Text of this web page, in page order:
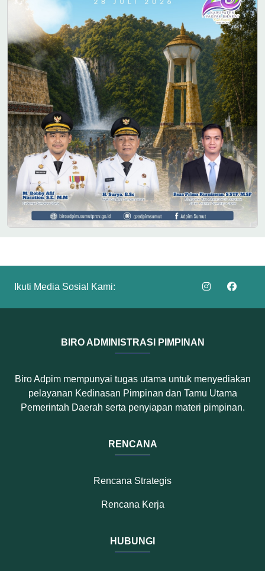
Ikuti Media Sosial Kami:
BIRO ADMINISTRASI PIMPINAN
Biro Adpim mempunyai tugas utama untuk menyediakan
pelayanan Kedinasan Pimpinan dan Tamu Utama
Pemerintah Daerah serta penyiapan materi pimpinan.
RENCANA
Rencana Strategis
Rencana Kerja
HUBUNGI